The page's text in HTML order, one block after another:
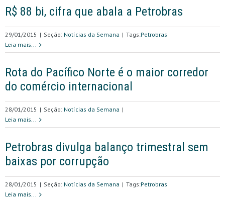
R$ 88 bi, cifra que abala a Petrobras
29/01/2015 | Seção: Notícias da Semana | Tags:Petrobras
Leia mais...
Rota do Pacífico Norte é o maior corredor
do comércio internacional
28/01/2015 | Seção: Notícias da Semana |
Leia mais...
Petrobras divulga balanço trimestral sem
baixas por corrupção
28/01/2015 | Seção: Notícias da Semana | Tags:Petrobras
Leia mais...